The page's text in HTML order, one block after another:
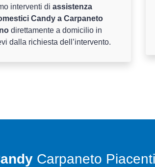
interventi di assistenza
Candy a Carpaneto
direttamente a domicilio in
dalla richiesta dell’intervento.
Carpaneto